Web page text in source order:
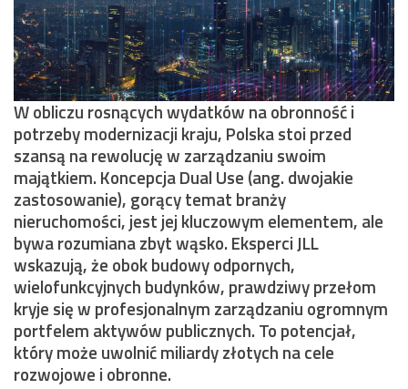
W obliczu rosnących wydatków na obronność i
potrzeby modernizacji kraju, Polska stoi przed
szansą na rewolucję w zarządzaniu swoim
majątkiem. Koncepcja Dual Use (ang. dwojakie
zastosowanie), gorący temat branży
nieruchomości, jest jej kluczowym elementem, ale
bywa rozumiana zbyt wąsko. Eksperci JLL
wskazują, że obok budowy odpornych,
wielofunkcyjnych budynków, prawdziwy przełom
kryje się w profesjonalnym zarządzaniu ogromnym
portfelem aktywów publicznych. To potencjał,
który może uwolnić miliardy złotych na cele
rozwojowe i obronne.